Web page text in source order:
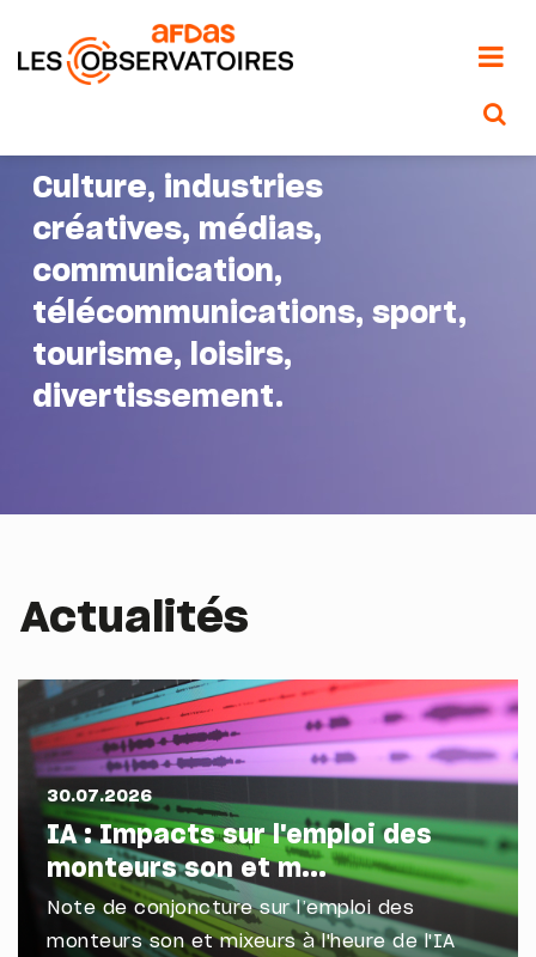
au
contenu
Culture, industries
créatives, médias,
communication,
télécommunications, sport,
tourisme, loisirs,
divertissement.
Actualités
30.07.2026
IA : Impacts sur l'emploi des
monteurs son et m...
Note de conjoncture sur l’emploi des
monteurs son et mixeurs à l'heure de l'IA